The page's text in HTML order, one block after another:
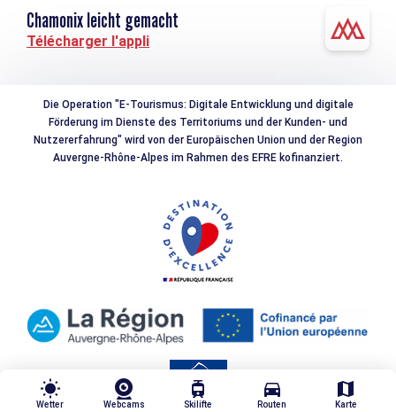
Chamonix leicht gemacht
Télécharger l'appli
Die Operation "E-Tourismus: Digitale Entwicklung und digitale
Förderung im Dienste des Territoriums und der Kunden- und
Nutzererfahrung" wird von der Europäischen Union und der Region
Auvergne-Rhône-Alpes im Rahmen des EFRE kofinanziert.
wb_sunny
Wetter Webcams
tram
Skilifte
directions_car
Routen
map
Karte